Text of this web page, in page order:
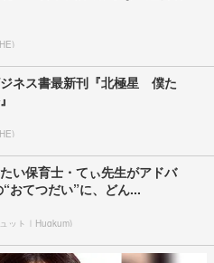
ジネス書最新刊『北極星 僕た
い保育士・てぃ先生がアドバ
おてつだい”に、どん...
ット｜Hugkum)